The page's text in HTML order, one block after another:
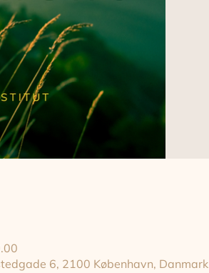
6, 2100 København, Danmark